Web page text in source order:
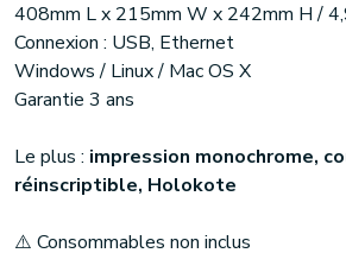
408mm L x 215mm W x 242mm H /
Connexion : USB, Ethernet
Windows / Linux / Mac OS X
Garantie 3 ans
Le plus : impression monochrome,
réinscriptible, Holokote
⚠️ Consommables non inclus